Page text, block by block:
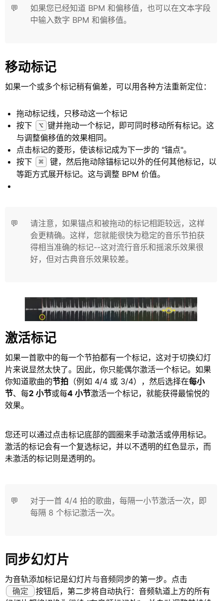
💬
如果您已经知道 BPM 和偏移值，也可以在文本字段
中输入数字 BPM 和偏移值。
移动标记
如果一个或多个标记稍有偏差，可以用各种方法重新定位：
拖动标记线，只移动这一个标记
按下
⌥ 键并拖动一个标记，即可同时移动所有标记。这
与调整偏移值的效果相同。
点击标记的菱形，使该标记成为下一步的 "锚点"。
按下
⌘
键，然后拖动除锚标记以外的任何其他标记，以
等距方式展开标记。这与调整 BPM 价值。
💬
请注意，如果锚点和被拖动的标记相距较远，这样
会更精确。这样，您就能很快为稳定的音乐节拍获
得相当准确的标记--这对流行音乐和摇滚乐效果很
好，但对古典音乐效果较差。
激活标记
如果一首歌中的每一个节拍都有一个标记，这对于切换幻灯
片来说显然太快了。因此，你只能偶尔激活一个标记。如果
你知道歌曲的节拍 （例如 4/4 或 3/4），然后选择在每小
节、每2 小节或每4 小节激活一个标记，就能获得最愉悦的
效果。
您还可以通过点击标记底部的圆圈来手动激活或停用标记。
激活的标记会有一个复选标记，并以不透明的红色显示，而
未激活的标记则是透明的。
💬
对于一首 4/4 拍的歌曲，每隔一小节激活一次，即
每隔 8 个标记激活一次。
同步幻灯片
为音轨添加标记是幻灯片与音频同步的第一步。点击
确定
按钮后，第二步将自动执行：音频轨道上方的所有